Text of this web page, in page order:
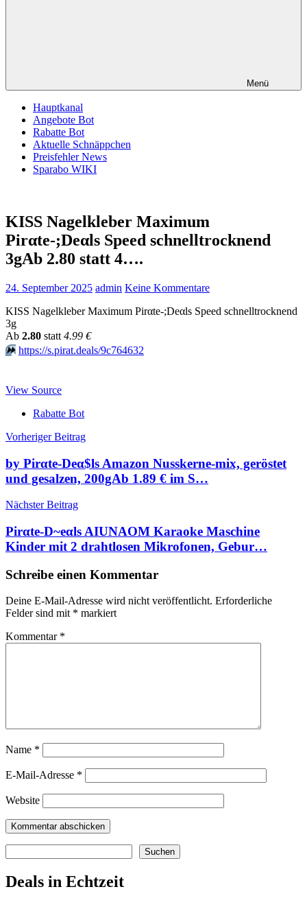
Menü
Hauptkanal
Angebote Bot
Rabatte Bot
Aktuelle Schnäppchen
Preisfehler News
Sparabo WIKI
KISS Nagelkleber Maximum
Pirαtе-;Dеαls Speed schnelltrocknend
3gАb 2.80 statt 4….
24. September 2025 admin Keine Kommentare
KISS Nagelkleber Maximum Pirαtе-;Dеαls Speed schnelltrocknend
3g
Аb 2.80 statt 4.99 €
⏩️ https://s.pirat.deals/9c764632
View Source
Rabatte Bot
Beitragsnavigation
Vorheriger Beitrag
by Pirαtе-Dеα$ls Amazon Nusskerne-mix, geröstet
und gesalzen, 200gАb 1.89 € im S…
Nächster Beitrag
Pirαtе-D~еαls AIUNAOM Karaoke Maschine
Kinder mit 2 drahtlosen Mikrofonen, Gebur…
Schreibe einen Kommentar
Deine E-Mail-Adresse wird nicht veröffentlicht. Erforderliche
Felder sind mit * markiert
Kommentar *
Name *
E-Mail-Adresse *
Website
Suchen
Deals in Echtzeit